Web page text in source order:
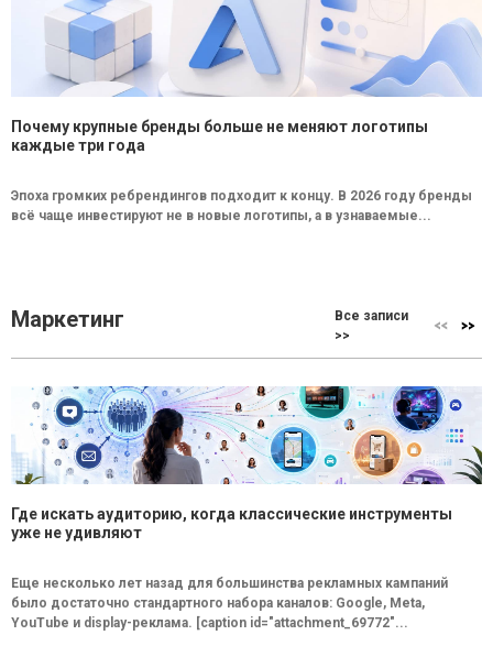
Почему крупные бренды больше не меняют логотипы
каждые три года
Эпоха громких ребрендингов подходит к концу. В 2026 году бренды
всё чаще инвестируют не в новые логотипы, а в узнаваемые...
Маркетинг
Все записи
>>
Где искать аудиторию, когда классические инструменты
уже не удивляют
Еще несколько лет назад для большинства рекламных кампаний
было достаточно стандартного набора каналов: Google, Meta,
YouTube и display-реклама. [caption id="attachment_69772"...